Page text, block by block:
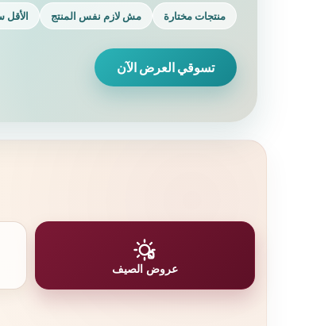
منتجات مختارة مش لازم نفس المنتج الأقل
تسوقي العرض الآن
عروض الصيف